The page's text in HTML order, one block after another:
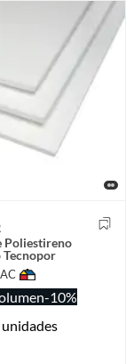
Poliestireno
Tecnopor
-10%